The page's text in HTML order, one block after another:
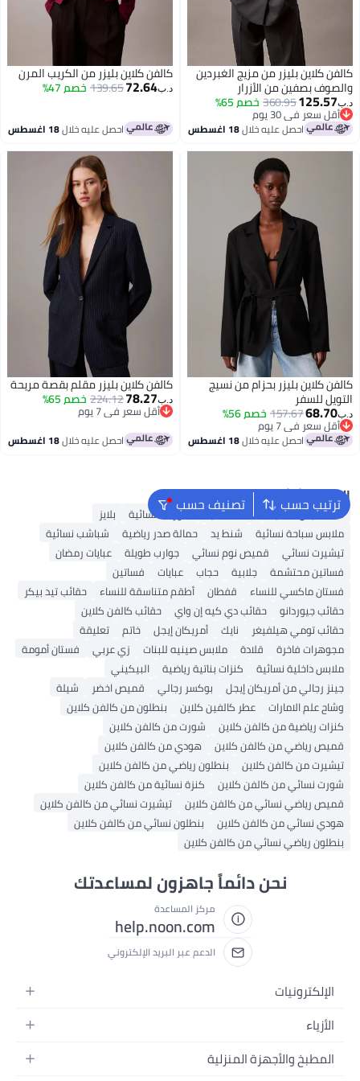
كالفن كلاين بليزر من مزيج الغبردين
والصوف بصفين من الأزرار
د.ب‏125.57
360.95خصم 65%
أقل سعر في 30 يوم
أقل سعر في 30 يوماحصل عليه خلال18 اغسطس
كالفن كلاين بليزر من الكريب المرن
د.ب‏72.64
139.65خصم 47%
احصل عليه خلال18 اغسطس
كالفن كلاين بليزر بحزام من نسيج
التويل للسفر
د.ب‏68.70
157.67خصم 56%
أقل سعر في 7 يوم
أقل سعر في 7 يوماحصل عليه خلال18 اغسطس
كالفن كلاين بليزر مقلم بقصة مريحة
د.ب‏78.27
224.12خصم 65%
أقل سعر في 7 يوم
أقل سعر في 7 يوم
احصل عليه خلال18 اغسطس
ترتيب حسب تصنيف حسب البحث الشائع
شنط جيس نسائية شنط نسائية شورتات نسائية
بلايز
ملابس سباحة نسائية
شنط يد حمالة صدر رياضية
شباشب نسائية
تيشيرت نسائي
قميص نوم نسائي جوارب طويلة
عبايات رمضان
فساتين محتشمة
جلابية حجاب عبايات
فساتين
فستان ماكسي للنساء
قفطان أطقم متناسقة للنساء
حقائب تيد بيكر
حقائب جيوردانو
حقائب دي كيه إن واي
حقائب كالفن كلاين
حقائب تومي هيلفيغر
نايك أمريكان إيجل خاتم
تعليقة
مجوهرات فاخرة
قلادة ملابس صينيه للبنات زي عربي
فستان أمومة
ملابس داخلية نسائية
كنزات بناتية رياضية
البيكيني
جينز رجالي من أمريكان إيجل
بوكسر رجالي قميص اخضر
شيلة
وشاح علم الامارات
عطر كالفين كلاين
بنطلون من كالفن كلاين
كنزات رياضية من كالفن كلاين
شورت من كالفن كلاين
قميص رياضي من كالفن كلاين
هودي من كالفن كلاين
تيشيرت من كالفن كلاين
بنطلون رياضي من كالفن كلاين
شورت نسائي من كالفن كلاين
كنزة نسائية من كالفن كلاين
قميص رياضي نسائي من كالفن كلاين
تيشيرت نسائي من كالفن كلاين
هودي نسائي من كالفن كلاين
بنطلون نسائي من كالفن كلاين
بنطلون رياضي نسائي من كالفن كلاين
نحن دائماً جاهزون لمساعدتك
مركز المساعدة
help.noon.com
الدعم عبر البريد الإلكتروني
الإلكترونيات
الجوالات
اللابتوبات
الأزياء
أزياء نسائية
المطبخ والأجهزة المنزلية